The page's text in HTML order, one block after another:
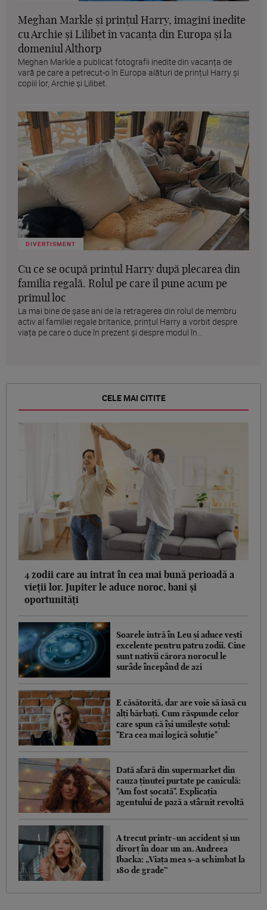
Meghan Markle și prințul Harry, imagini inedite
cu Archie și Lilibet în vacanța din Europa și la
domeniul Althorp
Meghan Markle a publicat fotografii inedite din vacanța de
vară pe care a petrecut-o în Europa alături de prințul Harry și
copiii lor, Archie și Lilibet.
DIVERTISMENT
Cu ce se ocupă prințul Harry după plecarea din
familia regală. Rolul pe care îl pune acum pe
primul loc
La mai bine de șase ani de la retragerea din rolul de membru
activ al familiei regale britanice, prințul Harry a vorbit despre
viața pe care o duce în prezent și despre modul în...
CELE MAI CITITE
4 zodii care au intrat în cea mai bună perioadă a
vieții lor. Jupiter le aduce noroc, bani și
oportunități
Soarele intră în Leu și aduce vești
excelente pentru patru zodii. Cine
sunt nativii cărora norocul le
surâde începând de azi
E căsătorită, dar are voie să iasă cu
alți bărbați. Cum răspunde celor
care spun că își umilește soțul:
"Era cea mai logică soluție"
Dată afară din supermarket din
cauza ținutei purtate pe caniculă:
"Am fost șocată". Explicația
agentului de pază a stârnit revoltă
A trecut printr-un accident și un
divorț în doar un an. Andreea
Ibacka: „Viața mea s-a schimbat la
180 de grade”